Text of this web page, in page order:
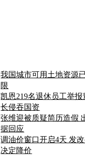
我国城市可用土地资源
限
凯恩219名退休员工举报
长侵吞国资
张维迎被质疑简历造假
据回应
调油价窗口开启4天 发
决定降价